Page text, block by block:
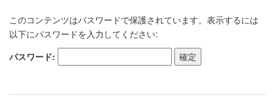
このコンテンツはパスワードで保護されています。表示するには
以下にパスワードを入力してください:
パスワード: